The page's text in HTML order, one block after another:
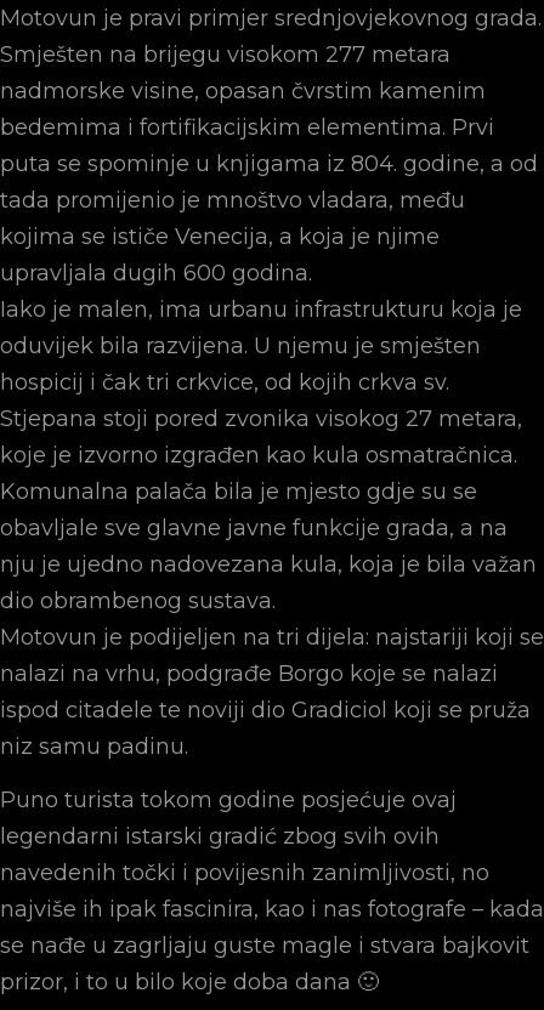
Motovun je pravi primjer srednjovjekovnog grada.
Smješten na brijegu visokom 277 metara
nadmorske visine, opasan čvrstim kamenim
bedemima i fortifikacijskim elementima. Prvi
puta se spominje u knjigama iz 804. godine, a od
tada promijenio je mnoštvo vladara, među
kojima se ističe Venecija, a koja je njime
upravljala dugih 600 godina.
Iako je malen, ima urbanu infrastrukturu koja je
oduvijek bila razvijena. U njemu je smješten
hospicij i čak tri crkvice, od kojih crkva sv.
Stjepana stoji pored zvonika visokog 27 metara,
koje je izvorno izgrađen kao kula osmatračnica.
Komunalna palača bila je mjesto gdje su se
obavljale sve glavne javne funkcije grada, a na
nju je ujedno nadovezana kula, koja je bila važan
dio obrambenog sustava.
Motovun je podijeljen na tri dijela: najstariji koji se
nalazi na vrhu, podgrađe Borgo koje se nalazi
ispod citadele te noviji dio Gradiciol koji se pruža
niz samu padinu.
Puno turista tokom godine posjećuje ovaj
legendarni istarski gradić zbog svih ovih
navedenih točki i povijesnih zanimljivosti, no
najviše ih ipak fascinira, kao i nas fotografe – kada
se nađe u zagrljaju guste magle i stvara bajkovit
prizor, i to u bilo koje doba dana 🙂